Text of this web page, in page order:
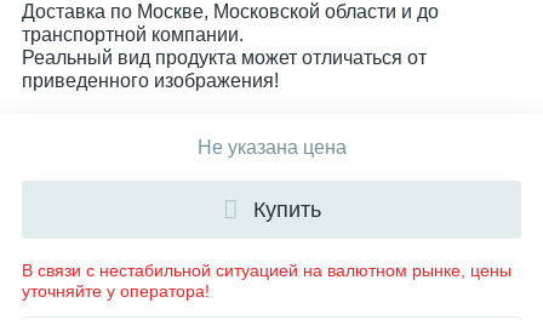
Доставка по Москве, Московской области и до
транспортной компании.
Реальный вид продукта может отличаться от
приведенного изображения!
Не указана цена
Купить
В связи с нестабильной ситуацией на валютном рынке, цены
уточняйте у оператора!